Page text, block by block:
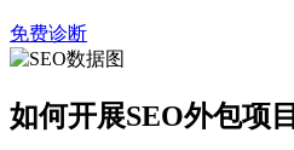
免费诊断
如何开展SEO外包项目